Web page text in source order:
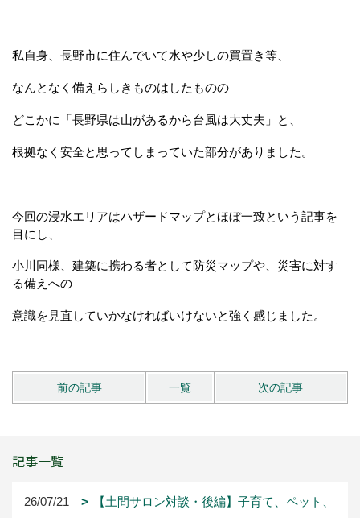
私自身、長野市に住んでいて水や少しの買置き等、
なんとなく備えらしきものはしたものの
どこかに「長野県は山があるから台風は大丈夫」と、
根拠なく安全と思ってしまっていた部分がありました。
今回の浸水エリアはハザードマップとほぼ一致という記事を
目にし、
小川同様、建築に携わる者として防災マップや、災害に対す
る備えへの
意識を見直していかなければいけないと強く感じました。
前の記事 一覧 次の記事
記事一覧
26/07/21
【土間サロン対談・後編】子育て、ペット、